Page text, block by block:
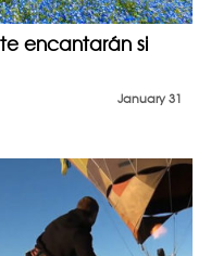
te encantarán si
January 31